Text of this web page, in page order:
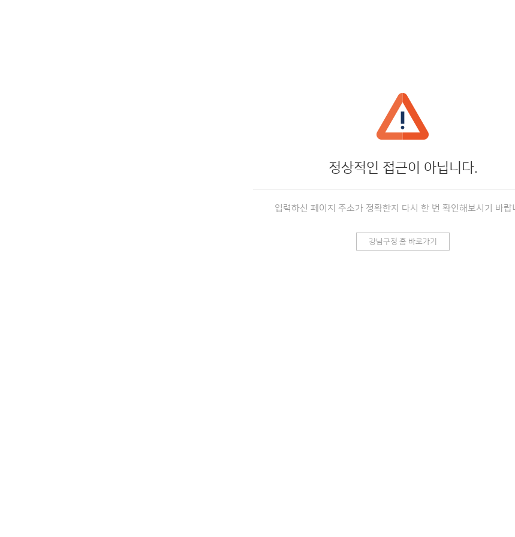
정상적인 접근이 아닙니다.
입력하신 페이지 주소가 정확한지 다시 한 번 확인해보시기 바랍
강남구청 홈 바로가기